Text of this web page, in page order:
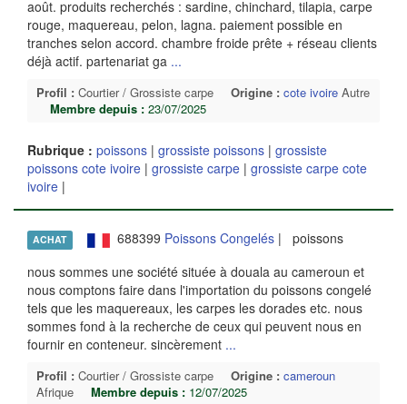
août. produits recherchés : sardine, chinchard, tilapia, carpe
rouge, maquereau, pelon, lagna. paiement possible en
tranches selon accord. chambre froide prête + réseau clients
déjà actif. partenariat ga ...
Profil : Courtier / Grossiste carpe Origine : cote ivoire Autre
Membre depuis : 23/07/2025
Rubrique : poissons | grossiste poissons | grossiste
poissons cote ivoire | grossiste carpe | grossiste carpe cote
ivoire |
ACHAT 688399 Poissons Congelés| poissons
nous sommes une société située à douala au cameroun et
nous comptons faire dans l'importation du poissons congelé
tels que les maquereaux, les carpes les dorades etc. nous
sommes fond à la recherche de ceux qui peuvent nous en
fournir en conteneur. sincèrement ...
Profil : Courtier / Grossiste carpe Origine : cameroun
Afrique
Membre depuis : 12/07/2025